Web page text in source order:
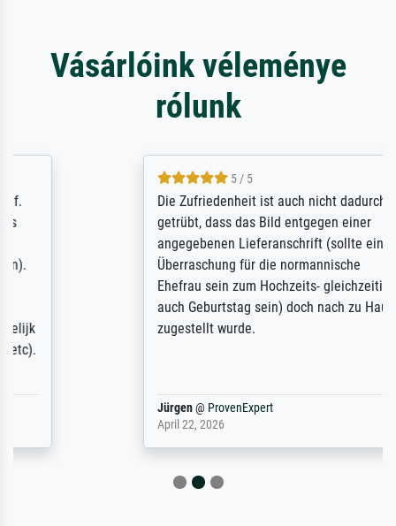
Vásárlóink véleménye
rólunk
5 / 5
Die Zufriedenheit ist auch nicht dadurch
getrübt, dass das Bild entgegen einer
angegebenen Lieferanschrift (sollte eine
Überraschung für die normannische
Ehefrau sein zum Hochzeits- gleichzeitig
auch Geburtstag sein) doch nach zu Hause
zugestellt wurde.
ProvenExpert